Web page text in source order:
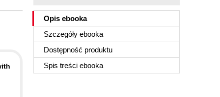
Opis ebooka
Szczegóły ebooka
Dostępność produktu
Spis treści ebooka